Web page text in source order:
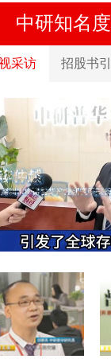
中铁二局集
近期从贵司购
市场分析客观
鲜明，对于
外，贵公司大
中研知名
采访 招股书